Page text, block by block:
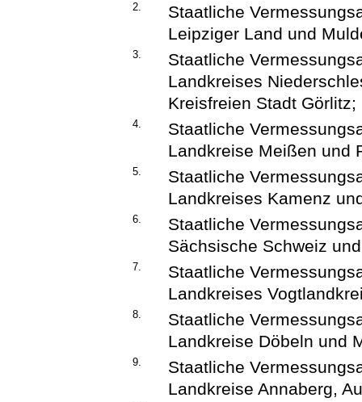
2.
Staatliche
Leipziger Land und
3.
Staatliche
Landkreises
Kreisfreien Stadt Görlitz;
4.
Staatliche
Landkreise Meißen und
5.
Staatliche
Landkreises Kamenz
6.
Staatliche
Sächsische Schweiz
7.
Staatliche
Landkreises
8.
Staatliche
Landkreise Döbeln und
9.
Staatliche
Landkreise Annaberg,